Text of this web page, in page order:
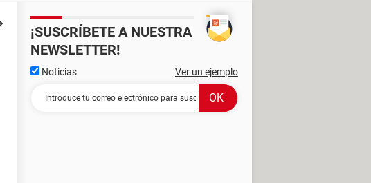
¡SUSCRÍBETE A NUESTRA
NEWSLETTER!
Noticias Ver un ejemplo